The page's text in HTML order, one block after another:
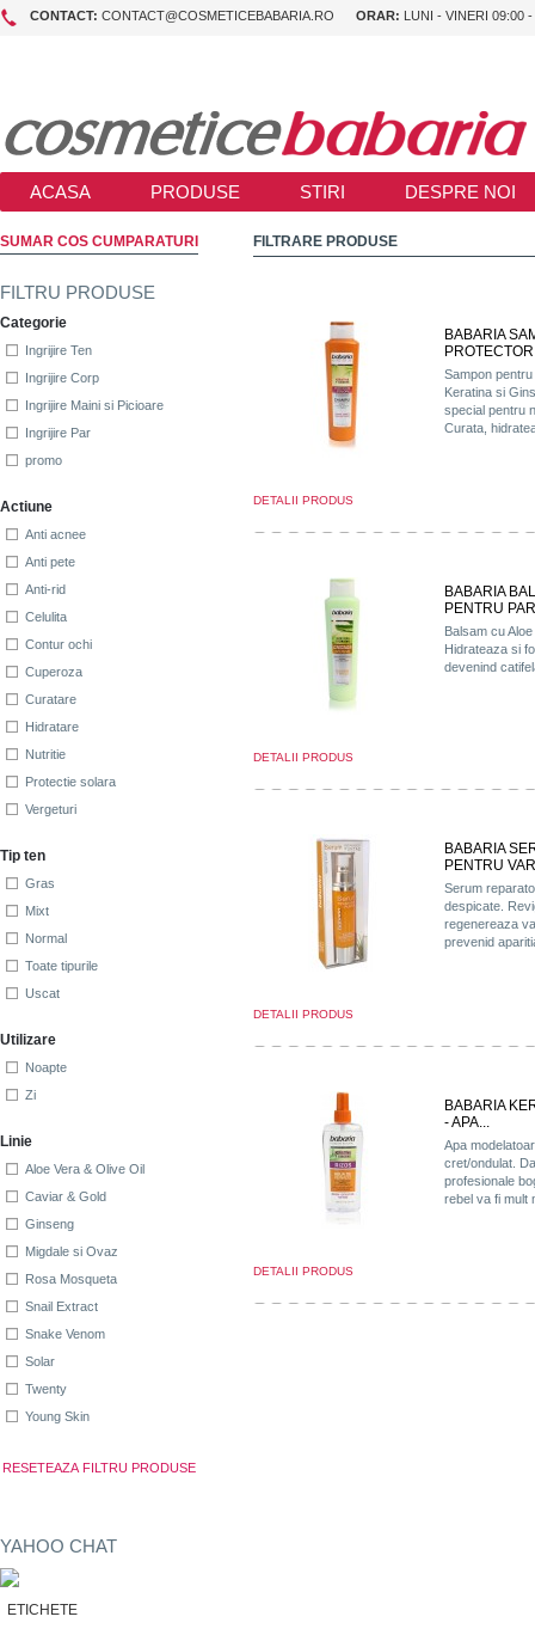
CONTACT: CONTACT@COSMETICEBABARIA.RO ORAR: LUNI - VINERI 09:00
ACASA PRODUSE STIRI DESPRE NOI
SUMAR COS CUMPARATURI
FILTRU PRODUSE
Categorie
Ingrijire Ten
Ingrijire Corp
Ingrijire Maini si Picioare
Ingrijire Par
promo
Actiune
Anti acnee
Anti pete
Anti-rid
Celulita
Contur ochi
Cuperoza
Curatare
Hidratare
Nutritie
Protectie solara
Vergeturi
Tip ten
Gras
Mixt
Normal
Toate tipurile
Uscat
Utilizare
Noapte
Zi
Linie
Aloe Vera & Olive Oil
Caviar & Gold
Ginseng
Migdale si Ovaz
Rosa Mosqueta
Snail Extract
Snake Venom
Solar
Twenty
Young Skin
YAHOO CHAT
ETICHETE
FILTRARE PRODUSE
BABARIA
Sampon
Keratina si
special pentru
Curata,
DETALII PRODUS
BABARIA
PENTRU
Balsam cu
Hidrateaza si
devenind
DETALII PRODUS
BABARIA
PENTRU
Serum
despicate.
regenereaza
prevenid
DETALII PRODUS
BABARIA
- APA...
Apa
cret/ondulat.
profesionale
rebel va fi mult
DETALII PRODUS